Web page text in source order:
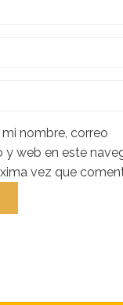
mi nombre, correo
y web en este
vez que